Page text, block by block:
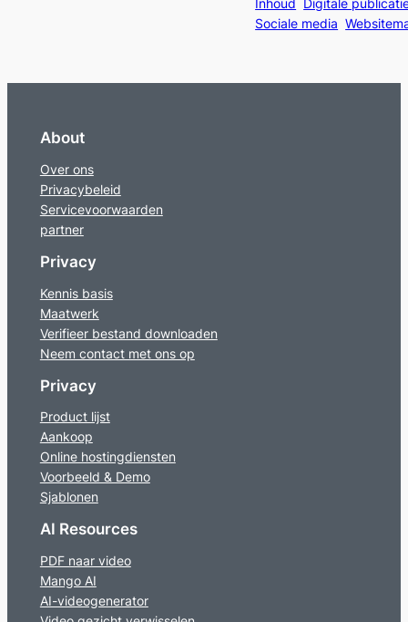
Sociale media
About
Over ons
Privacybeleid
Servicevoorwaarden
partner
Privacy
Kennis basis
Maatwerk
Verifieer bestand downloaden
Neem contact met ons op
Privacy
Product lijst
Aankoop
Online hostingdiensten
Voorbeeld & Demo
Sjablonen
AI Resources
PDF naar video
Mango AI
AI-videogenerator